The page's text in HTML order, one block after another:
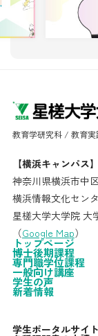
教育学研究科 / 教育実
【横浜キャンパス】
神奈川県横浜市中
横浜情報文化セン
星槎大学大学院 大
（Google Map）
トップページ
博士後期課程
専門職学位課程
一般向け講座
学生の声
新着情報
学生ポータルサイト